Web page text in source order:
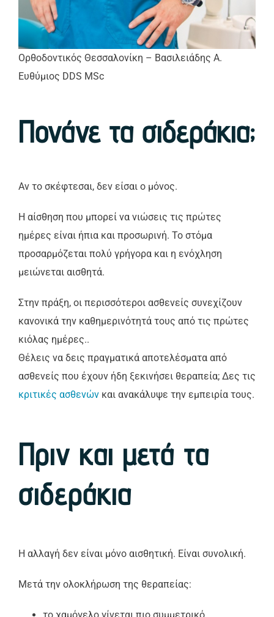
Ορθοδοντικός Θεσσαλονίκη – Βασιλειάδης Α.
Ευθύμιος DDS MSc
Πονάνε τα σιδεράκια;
Αν το σκέφτεσαι, δεν είσαι ο μόνος.
Η αίσθηση που μπορεί να νιώσεις τις πρώτες
ημέρες είναι ήπια και προσωρινή. Το στόμα
προσαρμόζεται πολύ γρήγορα και η ενόχληση
μειώνεται αισθητά.
Στην πράξη, οι περισσότεροι ασθενείς συνεχίζουν
κανονικά την καθημερινότητά τους από τις πρώτες
κιόλας ημέρες..
Θέλεις να δεις πραγματικά αποτελέσματα από
ασθενείς που έχουν ήδη ξεκινήσει θεραπεία; Δες τις
κριτικές ασθενώνκαι ανακάλυψε την εμπειρία τους.
Πριν και μετά τα
σιδεράκια
Η αλλαγή δεν είναι μόνο αισθητική. Είναι συνολική.
Μετά την ολοκλήρωση της θεραπείας:
το χαμόγελο γίνεται πιο συμμετρικό